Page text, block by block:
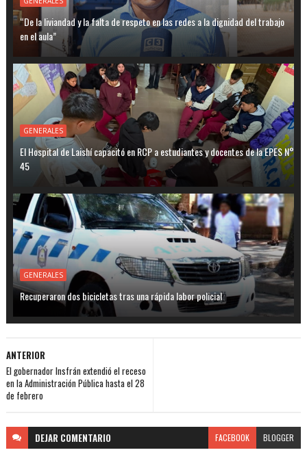
“De la liviandad y la falta de respeto en las redes a la dignidad del trabajo
en el aula”
GENERALES
El Hospital de Laishí capacitó en RCP a estudiantes y docentes de la EPES N°
45
GENERALES
Recuperaron dos bicicletas tras una rápida labor policial
ANTERIOR
El gobernador Insfrán extendió el receso
en la Administración Pública hasta el 28
de febrero
DEJAR COMENTARIO FACEBOOK BLOGGER